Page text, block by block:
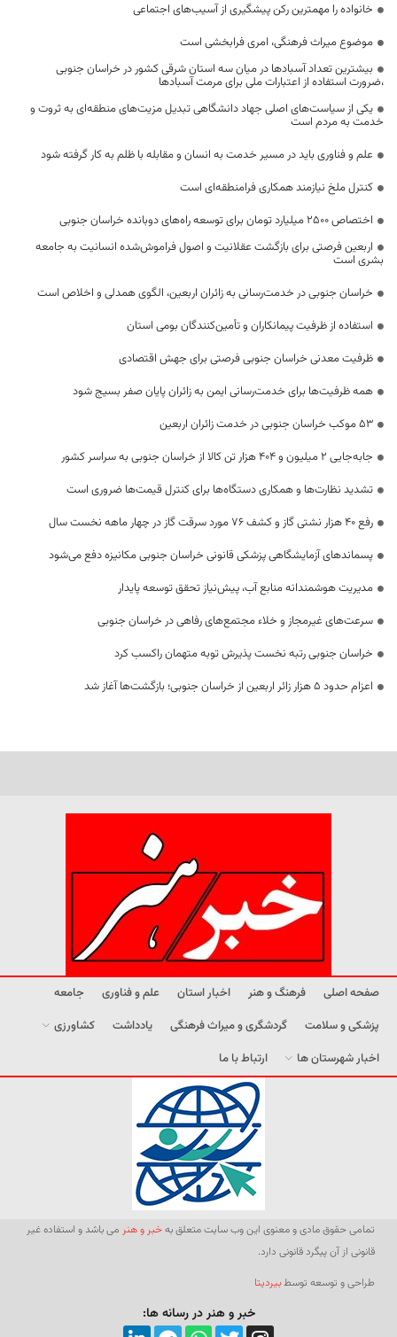
خانواده را مهمترین رکن پیشگیری از آسیب‌های اجتماعی
موضوع میراث فرهنگی، امری فرابخشی است
بیشترین تعداد آسبادها در میان سه استان شرقی کشور در خراسان جنوبی
،ضرورت استفاده از اعتبارات ملی برای مرمت آسبادها
یکی از سیاست‌های اصلی جهاد دانشگاهی تبدیل مزیت‌های منطقه‌ای به ثروت و
خدمت به مردم است
علم و فناوری باید در مسیر خدمت به انسان و مقابله با ظلم به کار گرفته شود
کنترل ملخ نیازمند همکاری فرامنطقه‌ای است
اختصاص 2500 میلیارد تومان برای توسعه راه‌های دوبانده خراسان جنوبی
اربعین فرصتی برای بازگشت عقلانیت و اصول فراموش‌شده انسانیت به جامعه
بشری است
خراسان جنوبی در خدمت‌رسانی به زائران اربعین، الگوی همدلی و اخلاص است
استفاده از ظرفیت پیمانکاران و تأمین‌کنندگان بومی استان
ظرفیت معدنی خراسان جنوبی فرصتی برای جهش اقتصادی
همه ظرفیت‌ها برای خدمت‌رسانی ایمن به زائران پایان صفر بسیج شود
53 موکب خراسان جنوبی در خدمت زائران اربعین
جابه‌جایی 2 میلیون و 404 هزار تن کالا از خراسان جنوبی به سراسر کشور
تشدید نظارت‌ها و همکاری دستگاه‌ها برای کنترل قیمت‌ها ضروری است
رفع 40 هزار نشتی گاز و کشف 76 مورد سرقت گاز در چهار ماهه نخست سال
پسماندهای آزمایشگاهی پزشکی قانونی خراسان جنوبی مکانیزه دفع می‌شود
مدیریت هوشمندانه منابع آب، پیش‌نیاز تحقق توسعه پایدار
سرعت‌های غیرمجاز و خلاء مجتمع‌های رفاهی در خراسان جنوبی
خراسان جنوبی رتبه نخست پذیرش توبه متهمان راکسب کرد
اعزام حدود 5 هزار زائر اربعین از خراسان جنوبی؛ بازگشت‌ها آغاز شد
صفحه اصلی فرهنگ و هنر اخبار استان علم و فناوری
جامعه
پزشکی و سلامت
گردشگری و میراث فرهنگی یادداشت
کشاورزی
اخبار شهرستان ها
ارتباط با ما
تمامی حقوق مادی و معنوی این وب سایت متعلق بهخبر و هنر می باشد و استفاده غیر
قانونی از آن پیگرد قانونی دارد.
طراحی و توسعه توسطبیردیتا
خبر و هنر در رسانه ها: